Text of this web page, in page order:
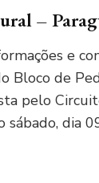
–
e
Bloco de
pelo
sábado, dia